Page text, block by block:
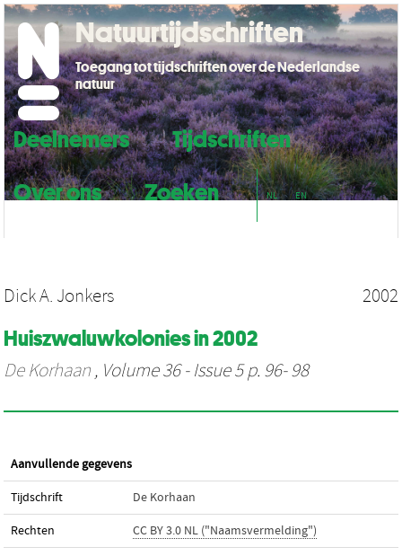
Deelnemers
Tijdschriften
Over ons
Zoeken NL EN
Natuurtijdschriften
Toegang tot tijdschriften over de Nederlandse
natuur
Dick A. Jonkers 2002
Huiszwaluwkolonies in 2002
De Korhaan , Volume 36 - Issue 5 p. 96- 98
Aanvullende gegevens
Tijdschrift De Korhaan
Rechten CC BY 3.0 NL ("Naamsvermelding")